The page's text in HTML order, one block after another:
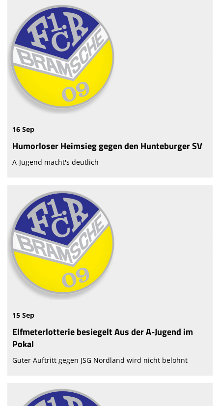
16 Sep
Humorloser Heimsieg gegen den Hunteburger SV
A-Jugend macht's deutlich
15 Sep
Elfmeterlotterie besiegelt Aus der A-Jugend im
Pokal
Guter Auftritt gegen JSG Nordland wird nicht belohnt